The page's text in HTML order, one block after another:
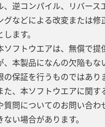
、逆コンパイル、リバース
グなどによる改変または修
します。
ソフトウエアは、無償で提
、本製品になんの欠陥もな
の保証を行うものではあり
た、本ソフトウエアに関す
質問についてのお問い合わ
ない場合があります。